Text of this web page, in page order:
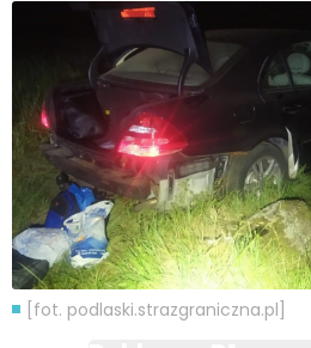
[fot. podlaski.strazgraniczna.pl]